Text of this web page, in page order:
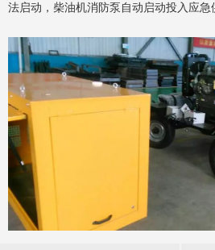
法启动，柴油机消防泵自动启动投入应急